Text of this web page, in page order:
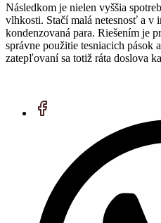
Následkom je nielen vyššia
vlhkosti. Stačí malá netesnosť a v
kondenzovaná para. Riešením je
správne použitie tesniacich pások
zatepľovaní sa totiž ráta doslova